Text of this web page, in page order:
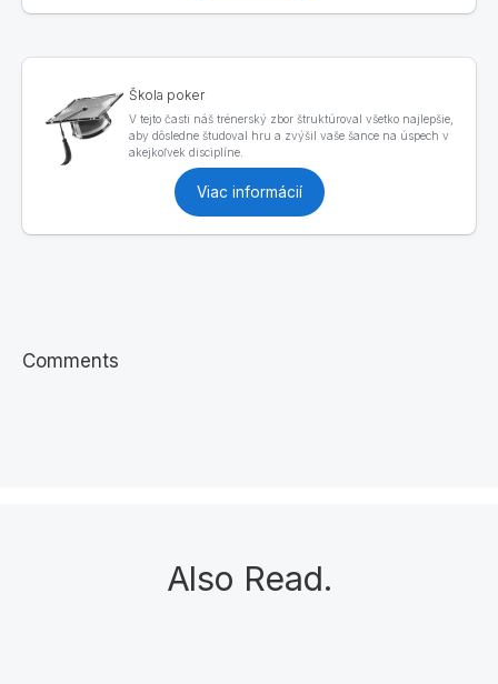
Škola poker
V tejto časti náš trénerský zbor štruktúroval všetko najlepšie,
aby dôsledne študoval hru a zvýšil vaše šance na úspech v
akejkoľvek disciplíne.
Viac informácií
Comments
Also Read.